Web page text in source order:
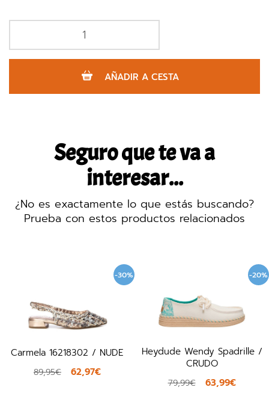
AÑADIR A CESTA
Seguro que te va a
interesar...
¿No es exactamente lo que estás buscando?
Prueba con estos productos relacionados
/ NUDE
Heydude Wendy Spadrille /
Ilse Jacobsen